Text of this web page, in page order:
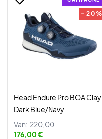
- 20%
Head Endure Pro BOA Clay
Dark Blue/Navy
Van: 220,00
176,00 €